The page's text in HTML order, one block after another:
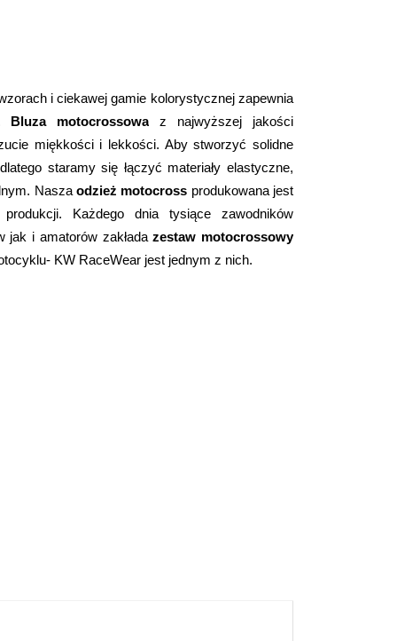
i ciekawej gamie kolorystycznej zapewnia
Bluza motocrossowa z najwyższej jakości
materiałów to trwały produkt, który da Ci uczucie miękkości i lekkości. Aby stworzyć solidne
staramy się łączyć materiały elastyczne,
Nasza odzież motocross produkowana jest
Każdego dnia tysiące zawodników
jak i amatorów zakłada zestaw motocrossowy
KW RaceWear jest jednym z nich.